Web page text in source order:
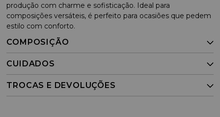
produção com charme e sofisticação. Ideal para
composições versáteis, é perfeito para ocasiões que pedem
estilo com conforto.
COMPOSIÇÃO
CUIDADOS
TROCAS E DEVOLUÇÕES